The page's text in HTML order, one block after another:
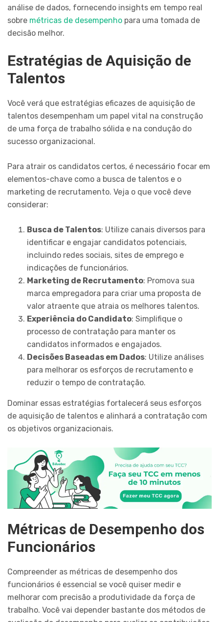
análise de dados, fornecendo insights em tempo real
sobre métricas de desempenho para uma tomada de
decisão melhor.
Estratégias de Aquisição de
Talentos
Você verá que estratégias eficazes de aquisição de
talentos desempenham um papel vital na construção
de uma força de trabalho sólida e na condução do
sucesso organizacional.
Para atrair os candidatos certos, é necessário focar em
elementos-chave como a busca de talentos e o
marketing de recrutamento. Veja o que você deve
considerar:
Busca de Talentos: Utilize canais diversos para
identificar e engajar candidatos potenciais,
incluindo redes sociais, sites de emprego e
indicações de funcionários.
Marketing de Recrutamento: Promova sua
marca empregadora para criar uma proposta de
valor atraente que atraia os melhores talentos.
Experiência do Candidato: Simplifique o
processo de contratação para manter os
candidatos informados e engajados.
Decisões Baseadas em Dados: Utilize análises
para melhorar os esforços de recrutamento e
reduzir o tempo de contratação.
Dominar essas estratégias fortalecerá seus esforços
de aquisição de talentos e alinhará a contratação com
os objetivos organizacionais.
Métricas de Desempenho dos
Funcionários
Compreender as métricas de desempenho dos
funcionários é essencial se você quiser medir e
melhorar com precisão a produtividade da força de
trabalho. Você vai depender bastante dos métodos de